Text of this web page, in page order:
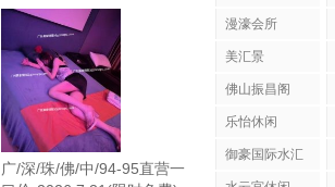
广/深/珠/佛/中/94-95直营一
漫濠会所
美汇景
佛山振昌阁
乐怡休闲
御豪国际水汇